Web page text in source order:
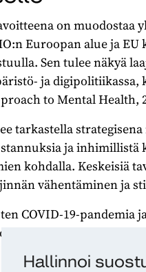
Hallinnoi
on muodostaa
Euroopan alue ja
Sen tulee näkyä
ja
to Mental Health,
tarkastella
ja inhimillistä
kohdalla. Keskeisiä
vähentäminen ja
COVID-19-pandemia
psykologisen